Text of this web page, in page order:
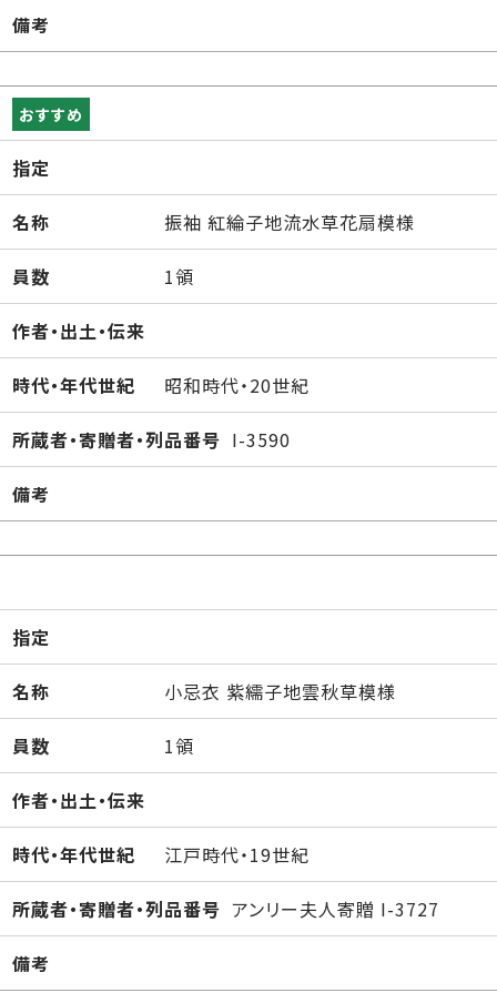
備考
おすすめ
指定
名称 振袖 紅綸子地流水草花扇模様
員数 1領
作者・出土・伝来
時代・年代世紀 昭和時代・20世紀
所蔵者・寄贈者・列品番号 I-3590
備考
指定
名称 小忌衣 紫繻子地雲秋草模様
員数 1領
作者・出土・伝来
時代・年代世紀 江戸時代・19世紀
所蔵者・寄贈者・列品番号 アンリー夫人寄贈 I-3727
備考